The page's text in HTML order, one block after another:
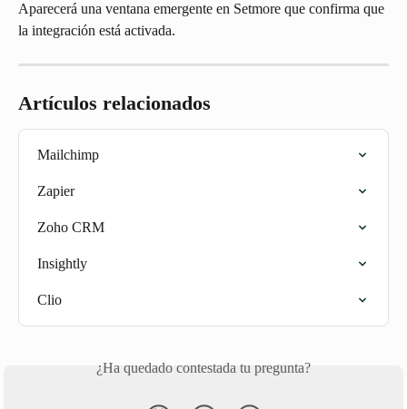
Aparecerá una ventana emergente en Setmore que confirma que
la integración está activada.
Artículos relacionados
Mailchimp
Zapier
Zoho CRM
Insightly
Clio
¿Ha quedado contestada tu pregunta?